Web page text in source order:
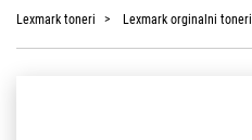
Lexmark toneri Lexmark orginalni toneri